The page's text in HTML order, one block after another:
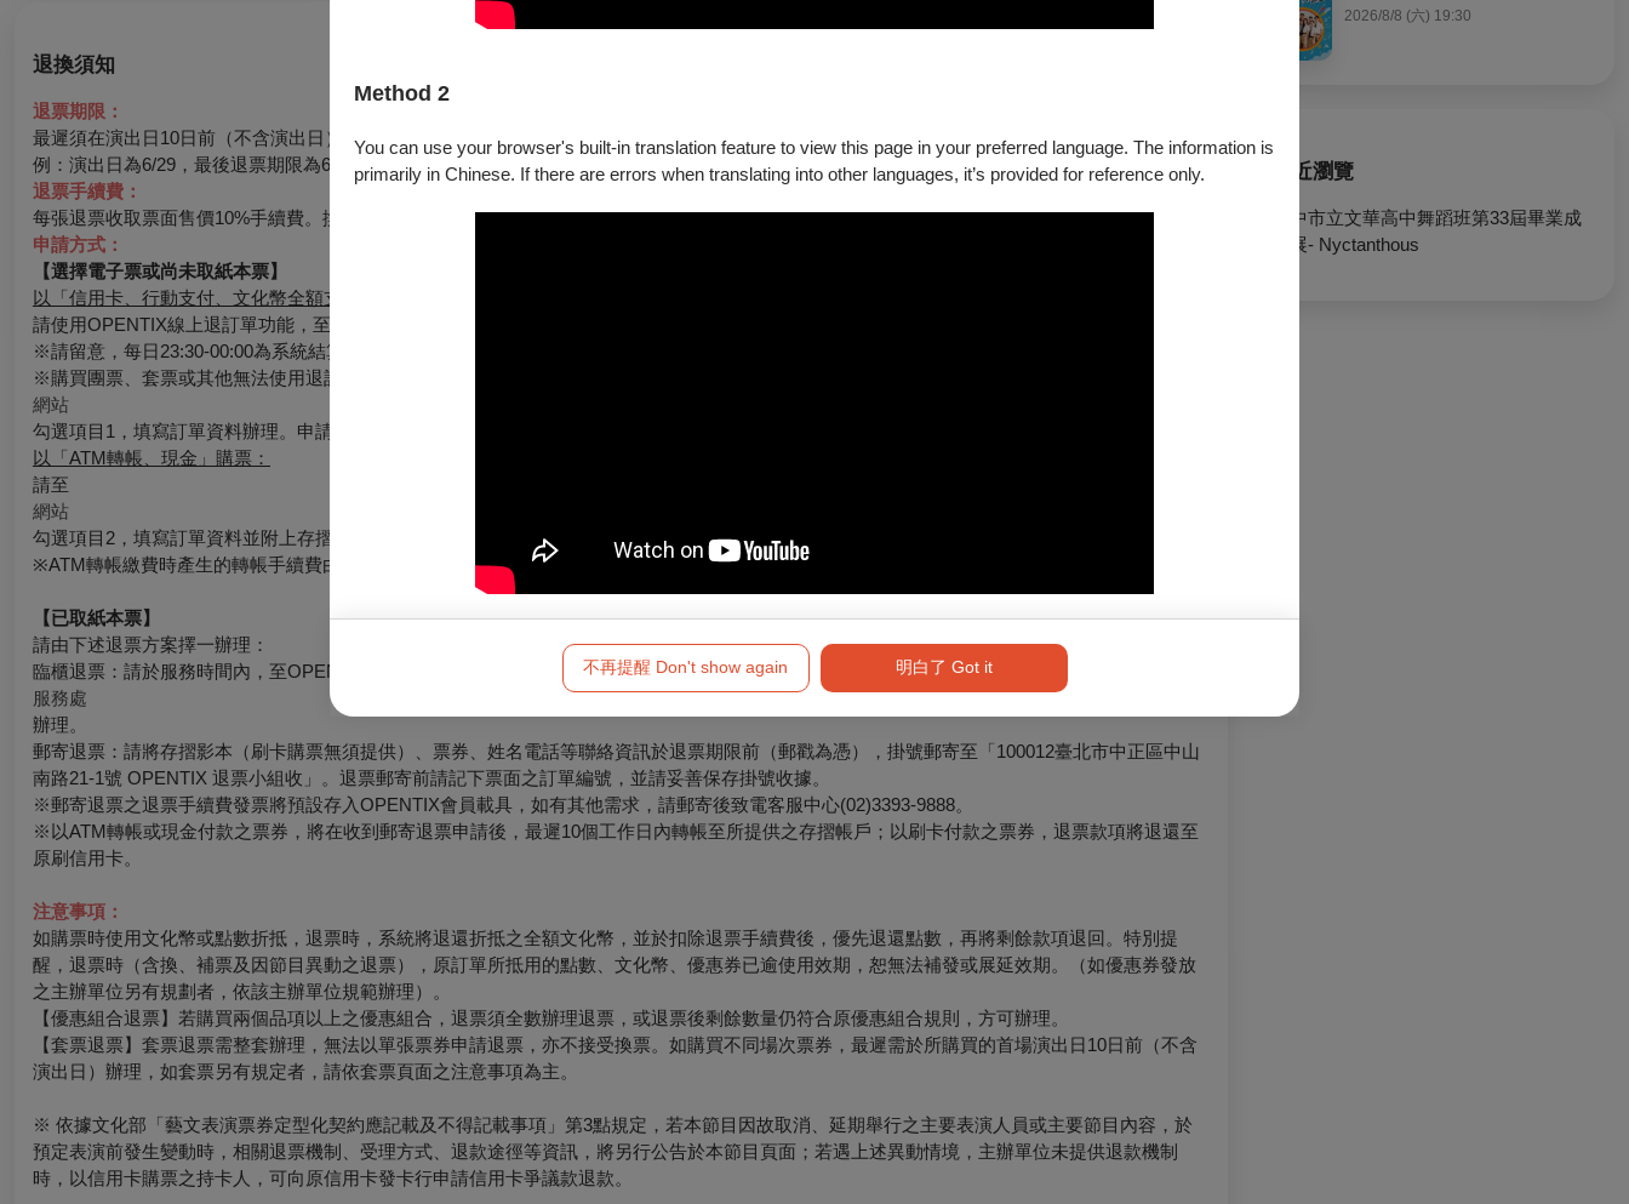
Method 2
You can use your browser's built-in translation feature to view this page in your preferred language. The information is
primarily in Chinese. If there are errors when translating into other languages, it’s provided for reference only.
不再提醒 Don't show again 明白了 Got it
退換須知
退票期限：
最遲須在演出日10日前（不含演出日）辦理，逾期無法受理。
例：演出日為6/29，最後退票期限為6/19。
退票手續費：
每張退票收取票面售價10%手續費。換票視同退票，需退票後重新購買。
申請方式：
【選擇電子票或尚未取紙本票】
以「信用卡、行動支付、文化幣全額支付」購票：
請使用OPENTIX線上退訂單功能，至會員＞訂單紀錄＞點入要退訂的訂單，按下「退訂單」勾選欲退項目，線上完成退訂。
※請留意，每日23:30-00:00為系統結算期間暫停服務。請務必留意退票期限，提前申請。
※購買團票、套票或其他無法使用退訂單功能時，請至
網站
勾選項目1，填寫訂單資料辦理。申請的退票如符合退票規則，將於3個工作日內執行退票作業。
以「ATM轉帳、現金」購票：
請至
網站
勾選項目2，填寫訂單資料並附上存摺照片辦理，申請的退票如符合退票規則，將於3個工作日內執行退票作業。
※ATM轉帳繳費時產生的轉帳手續費由銀行收取，如有退票情形（含換、補票及節目異動之退票），轉帳手續費恕無法一併退還。
【已取紙本票】
請由下述退票方案擇一辦理：
臨櫃退票：請於服務時間內，至OPENTIX臺北、臺中、臺南、高雄四大
服務處
辦理。
郵寄退票：請將存摺影本（刷卡購票無須提供）、票券、姓名電話等聯絡資訊於退票期限前（郵戳為憑），掛號郵寄至「100012臺北市中正區中山
南路21-1號 OPENTIX 退票小組收」。退票郵寄前請記下票面之訂單編號，並請妥善保存掛號收據。
※郵寄退票之退票手續費發票將預設存入OPENTIX會員載具，如有其他需求，請郵寄後致電客服中心(02)3393-9888。
※以ATM轉帳或現金付款之票券，將在收到郵寄退票申請後，最遲10個工作日內轉帳至所提供之存摺帳戶；以刷卡付款之票券，退票款項將退還至
原刷信用卡。
注意事項：
如購票時使用文化幣或點數折抵，退票時，系統將退還折抵之全額文化幣，並於扣除退票手續費後，優先退還點數，再將剩餘款項退回。特別提
醒，退票時（含換、補票及因節目異動之退票），原訂單所抵用的點數、文化幣、優惠券已逾使用效期，恕無法補發或展延效期。（如優惠券發放
之主辦單位另有規劃者，依該主辦單位規範辦理）。
【優惠組合退票】若購買兩個品項以上之優惠組合，退票須全數辦理退票，或退票後剩餘數量仍符合原優惠組合規則，方可辦理。
【套票退票】套票退票需整套辦理，無法以單張票券申請退票，亦不接受換票。如購買不同場次票券，最遲需於所購買的首場演出日10日前（不含
演出日）辦理，如套票另有規定者，請依套票頁面之注意事項為主。
※ 依據文化部「藝文表演票券定型化契約應記載及不得記載事項」第3點規定，若本節目因故取消、延期舉行之主要表演人員或主要節目內容，於
預定表演前發生變動時，相關退票機制、受理方式、退款途徑等資訊，將另行公告於本節目頁面；若遇上述異動情境，主辦單位未提供退款機制
時，以信用卡購票之持卡人，可向原信用卡發卡行申請信用卡爭議款退款。
2026/8/8 (六) 19:30
最近瀏覽
臺中市立文華高中舞蹈班第33屆畢業成
果展- Nyctanthous